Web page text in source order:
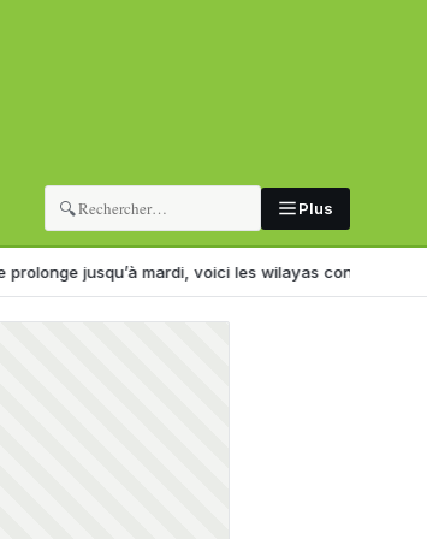
🔍 Plus
mardi, voici les wilayas concernées